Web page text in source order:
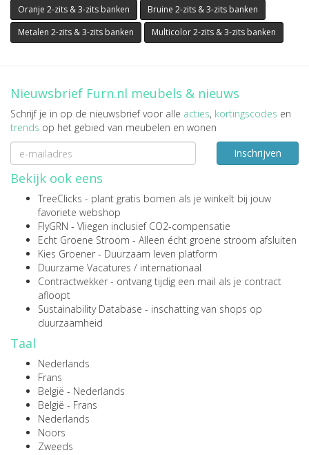
Oranje 2-zits & 3-zits banken
Bruine 2-zits & 3-zits banken
Metalen 2-zits & 3-zits banken
Multicolor 2-zits & 3-zits banken
Nieuwsbrief Furn.nl meubels & nieuws
Schrijf je in op de nieuwsbrief voor alle acties, kortingscodes en
trends op het gebied van meubelen en wonen
Inschrijven
Bekijk ook eens
TreeClicks - plant gratis bomen als je winkelt bij jouw
favoriete webshop
FlyGRN - Vliegen inclusief CO2-compensatie
Echt Groene Stroom - Alleen écht groene stroom afsluiten
Kies Groener - Duurzaam leven platform
Duurzame Vacatures / internationaal
Contractwekker - ontvang tijdig een mail als je contract
afloopt
Sustainability Database - inschatting van shops op
duurzaamheid
Taal
Nederlands
Frans
België - Nederlands
België - Frans
Nederlands
Noors
Zweeds